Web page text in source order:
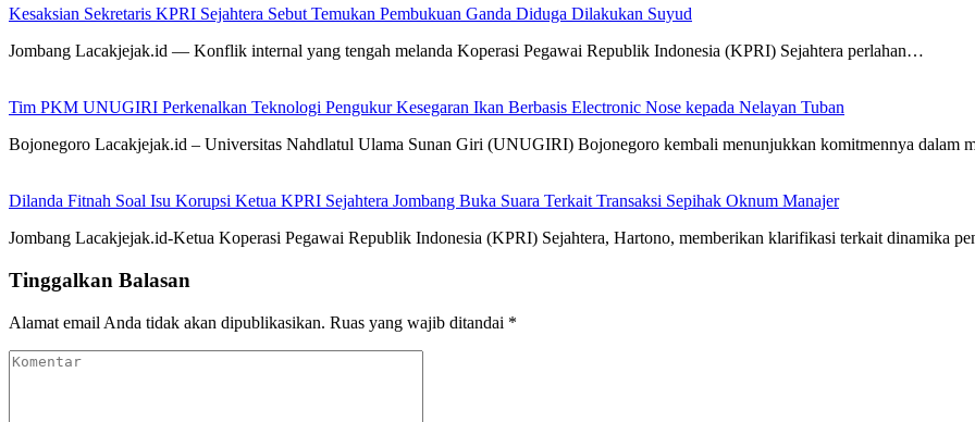
Kesaksian Sekretaris KPRI Sejahtera Sebut Temukan Pembukuan Ganda Diduga Dilakukan Suyud
Jombang Lacakjejak.id — Konflik internal yang tengah melanda Koperasi Pegawai Republik Indonesia (KPRI) Sejahtera perlahan…
Tim PKM UNUGIRI Perkenalkan Teknologi Pengukur Kesegaran Ikan Berbasis Electronic Nose kepada Nelayan Tuban
Bojonegoro Lacakjejak.id – Universitas Nahdlatul Ulama Sunan Giri (UNUGIRI) Bojonegoro kembali menunjukkan komitmennya dalam
Dilanda Fitnah Soal Isu Korupsi Ketua KPRI Sejahtera Jombang Buka Suara Terkait Transaksi Sepihak Oknum Manajer
Jombang Lacakjejak.id-Ketua Koperasi Pegawai Republik Indonesia (KPRI) Sejahtera, Hartono, memberikan klarifikasi terkait dinamika
Tinggalkan Balasan
Alamat email Anda tidak akan dipublikasikan. Ruas yang wajib ditandai *